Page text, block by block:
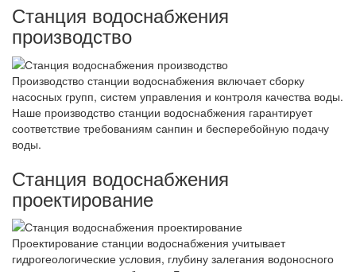
Станция водоснабжения
производство
Производство станции водоснабжения включает сборку
насосных групп, систем управления и контроля качества воды.
Наше производство станции водоснабжения гарантирует
соответствие требованиям санпин и бесперебойную подачу
воды.
Станция водоснабжения
проектирование
Проектирование станции водоснабжения учитывает
гидрогеологические условия, глубину залегания водоносного